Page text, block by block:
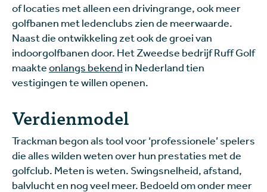
of locaties met alleen een drivingrange, ook meer
golfbanen met ledenclubs zien de meerwaarde.
Naast die ontwikkeling zet ook de groei van
indoorgolfbanen door. Het Zweedse bedrijf Ruff Golf
maakteonlangs bekend in Nederland tien
vestigingen te willen openen.
Verdienmodel
Trackman begon als tool voor ‘professionele’ spelers
die alles wilden weten over hun prestaties met de
golfclub. Meten is weten. Swingsnelheid, afstand,
balvlucht en nog veel meer. Bedoeld om onder meer